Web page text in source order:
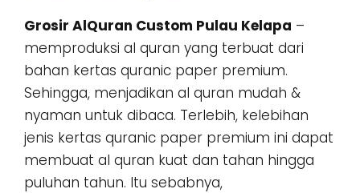
Grosir AlQuran Custom Pulau Kelapa –
memproduksi al quran yang terbuat dari
bahan kertas quranic paper premium.
Sehingga, menjadikan al quran mudah &
nyaman untuk dibaca. Terlebih, kelebihan
jenis kertas quranic paper premium ini dapat
membuat al quran kuat dan tahan hingga
puluhan tahun. Itu sebabnya,